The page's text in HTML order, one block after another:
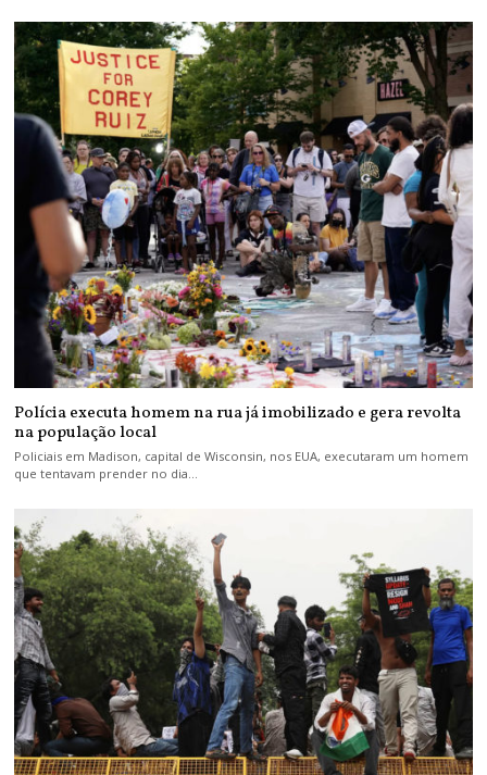
Polícia executa homem na rua já imobilizado e gera revolta
na população local
Policiais em Madison, capital de Wisconsin, nos EUA, executaram um homem
que tentavam prender no dia…